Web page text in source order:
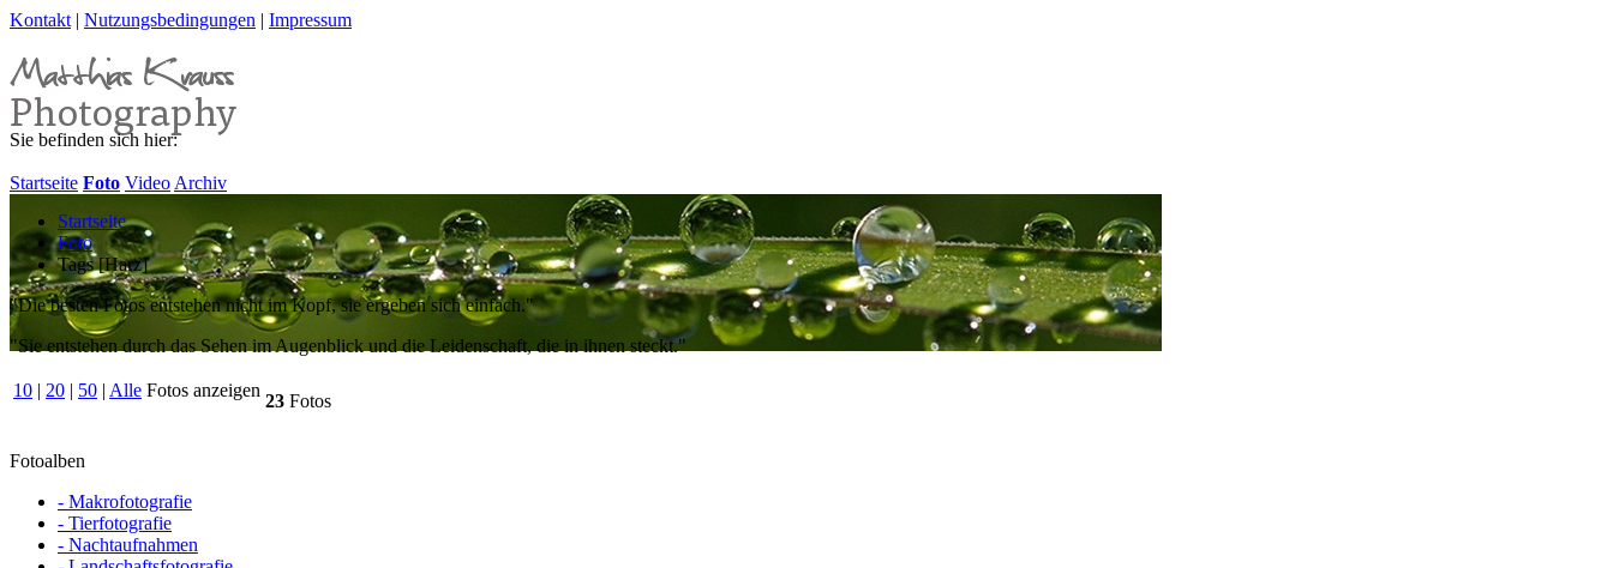
Kontakt | Nutzungsbedingungen | Impressum
Startseite Foto Video Archiv
Sie befinden sich hier:
Startseite
Foto
Tags [Harz]
"Die besten Fotos entstehen nicht im Kopf, sie ergeben sich einfach."
"Sie entstehen durch das Sehen im Augenblick und die Leidenschaft, die in ihnen steckt."
10 | 20 | 50 | Alle Fotos anzeigen
23 Fotos
Fotoalben
- Makrofotografie
- Tierfotografie
- Nachtaufnahmen